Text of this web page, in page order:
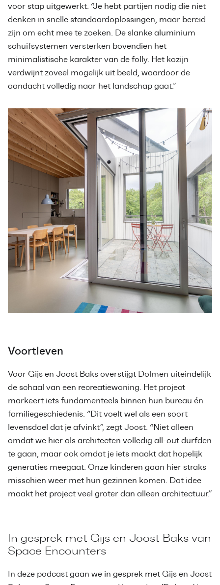
voor stap uitgewerkt. “Je hebt partijen nodig die niet
denken in snelle standaardoplossingen, maar bereid
zijn om echt mee te zoeken. De slanke aluminium
schuifsystemen versterken bovendien het
minimalistische karakter van de folly. Het kozijn
verdwijnt zoveel mogelijk uit beeld, waardoor de
aandacht volledig naar het landschap gaat.”
Voortleven
Voor Gijs en Joost Baks overstijgt Dolmen uiteindelijk
de schaal van een recreatiewoning. Het project
markeert iets fundamenteels binnen hun bureau én
familiegeschiedenis. “Dit voelt wel als een soort
levensdoel dat je afvinkt”, zegt Joost. “Niet alleen
omdat we hier als architecten volledig all-out durfden
te gaan, maar ook omdat je iets maakt dat hopelijk
generaties meegaat. Onze kinderen gaan hier straks
misschien weer met hun gezinnen komen. Dat idee
maakt het project veel groter dan alleen architectuur.”
In gesprek met Gijs en Joost Baks van
Space Encounters
In deze podcast gaan we in gesprek met Gijs en Joost